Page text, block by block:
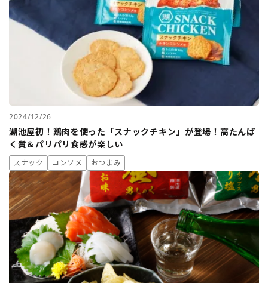
2024/12/26
湖池屋初！鶏肉を使った「スナックチキン」が登場！高たんぱ
く質＆パリパリ食感が楽しい
スナック コンソメ おつまみ